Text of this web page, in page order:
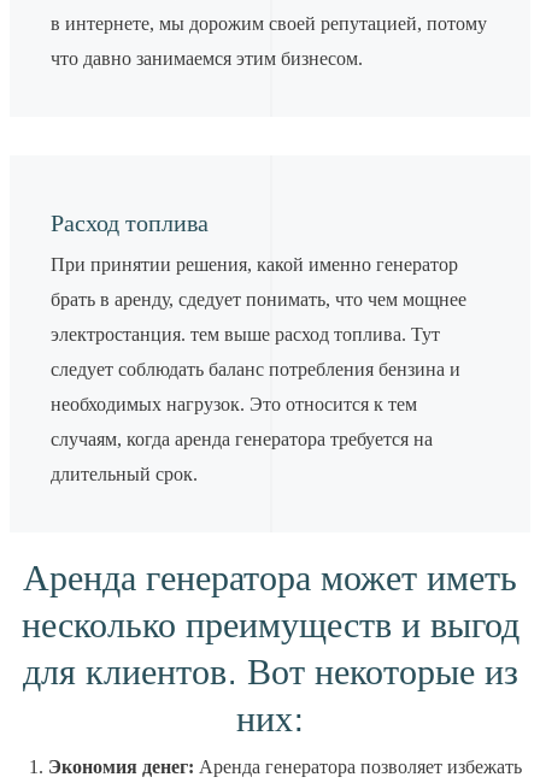
в интернете, мы дорожим своей репутацией, потому
что давно занимаемся этим бизнесом.
Расход топлива
При принятии решения, какой именно генератор
брать в аренду, сдедует понимать, что чем мощнее
электростанция. тем выше расход топлива. Тут
следует соблюдать баланс потребления бензина и
необходимых нагрузок. Это относится к тем
случаям, когда аренда генератора требуется на
длительный срок.
Аренда генератора может иметь
несколько преимуществ и выгод
для клиентов. Вот некоторые из
них:
Экономия денег: Аренда генератора позволяет избежать